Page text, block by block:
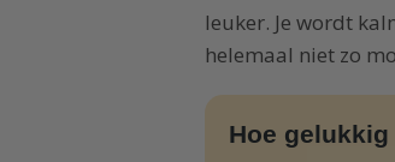
leuker. Je wordt
helemaal niet zo
Hoe